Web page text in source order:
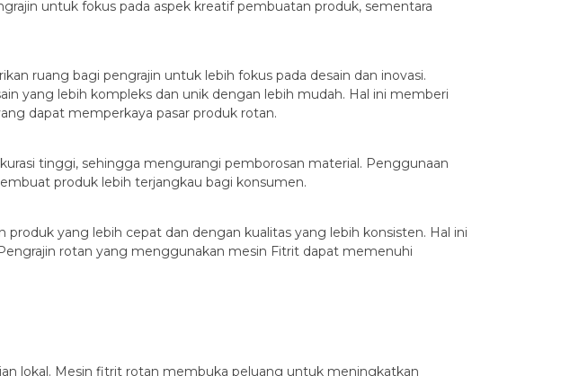
untuk fokus pada aspek kreatif pembuatan produk, sementara
ruang bagi pengrajin untuk lebih fokus pada desain dan inovasi.
yang lebih kompleks dan unik dengan lebih mudah. Hal ini memberi
dapat memperkaya pasar produk rotan.
tinggi, sehingga mengurangi pemborosan material. Penggunaan
produk lebih terjangkau bagi konsumen.
yang lebih cepat dan dengan kualitas yang lebih konsisten. Hal ini
rotan yang menggunakan mesin Fitrit dapat memenuhi
lokal. Mesin fitrit rotan membuka peluang untuk meningkatkan